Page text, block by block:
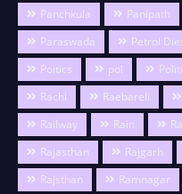
Panchkula
Panipath
Paraswada
Petrol
Poitics
pol
Rachi
Raebareli
Railway
Rain
Rajasthan
Rajgarh
Rajsthan
Ramnagar